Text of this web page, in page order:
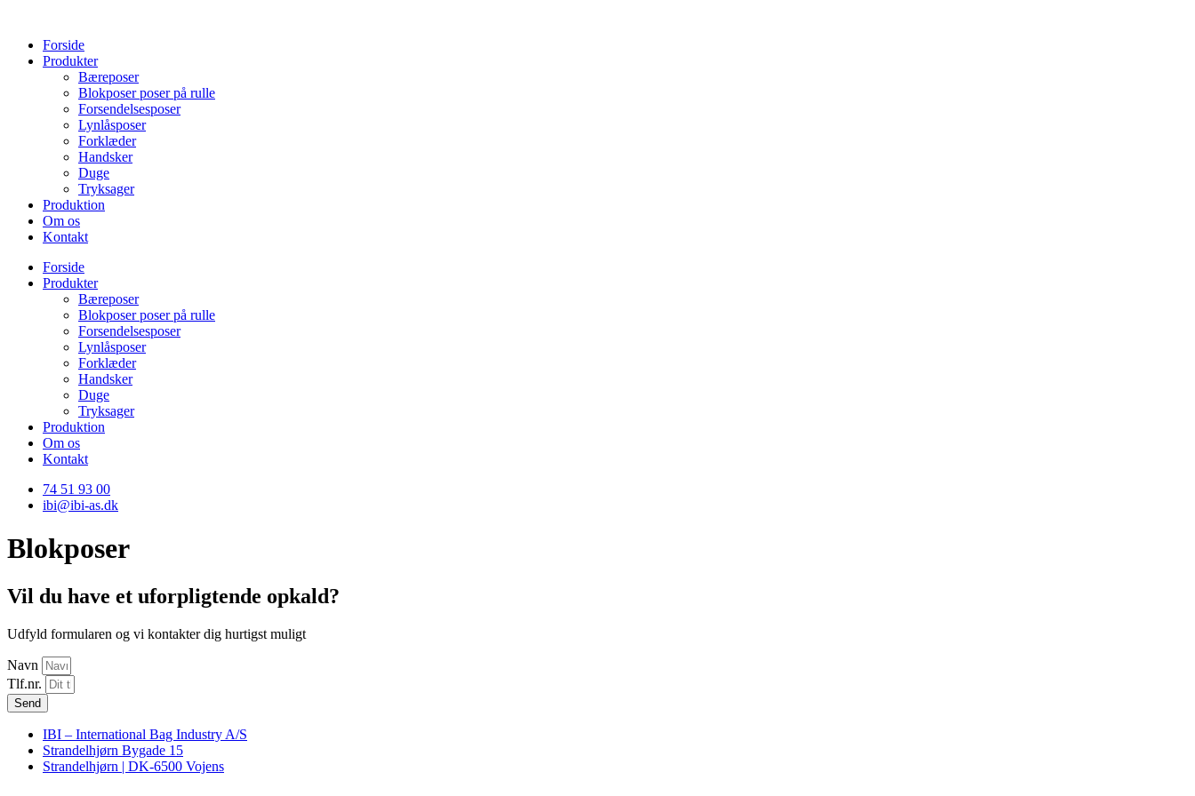
indholdForside
Produkter
Bæreposer
Blokposer poser på rulle
Forsendelsesposer
Lynlåsposer
Forklæder
Handsker
Duge
Tryksager
Produktion
Om os
Kontakt
Forside
Produkter
Bæreposer
Blokposer poser på rulle
Forsendelsesposer
Lynlåsposer
Forklæder
Handsker
Duge
Tryksager
Produktion
Om os
Kontakt
74 51 93 00
ibi@ibi-as.dk
Blokposer
Vil du have et uforpligtende opkald?
Udfyld formularen og vi kontakter dig hurtigst muligt
Navn
Tlf.nr.
Send
IBI – International Bag Industry A/S
Strandelhjørn Bygade 15
Strandelhjørn | DK-6500 Vojens